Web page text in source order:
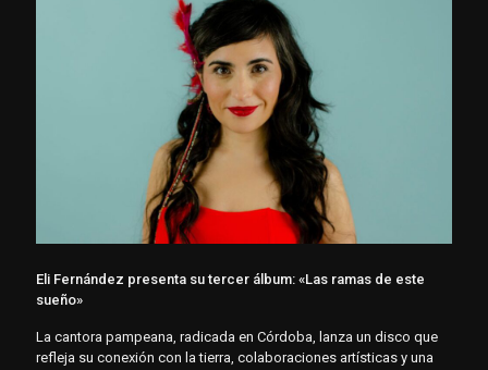
Eli Fernández presenta su tercer álbum: «Las ramas de este
sueño»
La cantora pampeana, radicada en Córdoba, lanza un disco que
refleja su conexión con la tierra, colaboraciones artísticas y una